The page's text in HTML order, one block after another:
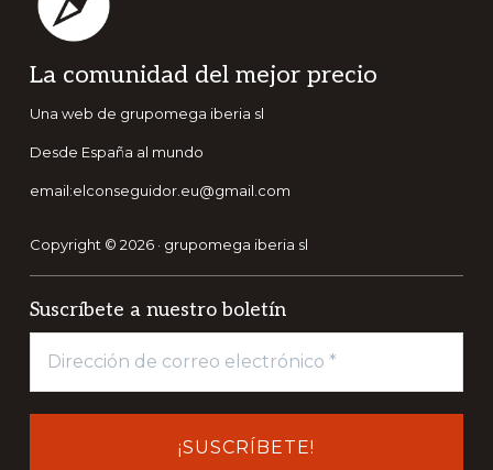
Footer
La comunidad del mejor precio
Una web de grupomega iberia sl
Desde España al mundo
email:elconseguidor.eu@gmail.com
Copyright © 2026 · grupomega iberia sl
Suscríbete a nuestro boletín